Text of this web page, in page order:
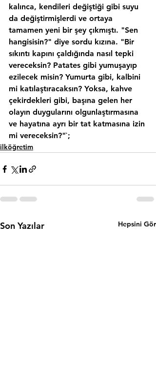
kalınca, kendileri değiştiği gibi suyu
da değiştirmişlerdi ve ortaya
tamamen yeni bir şey çıkmıştı. "Sen
hangisisin?" diye sordu kızına. "Bir
sıkıntı kapını çaldığında nasıl tepki
vereceksin? Patates gibi yumuşayıp
ezilecek misin? Yumurta gibi, kalbini
mi katılaştıracaksın? Yoksa, kahve
çekirdekleri gibi, başına gelen her
olayın duygularını olgunlaştırmasına
ve hayatına ayrı bir tat katmasına izin
mi vereceksin?"`;
ilköğretim
Son Yazılar Hepsini Gör